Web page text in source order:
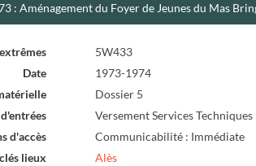
: Aménagement du Foyer de Jeunes du Mas
5W433
Date
1973-1974
Dossier 5
Versement Services Techniques
d'accès
Communicabilité : Immédiate
lieux
Alès